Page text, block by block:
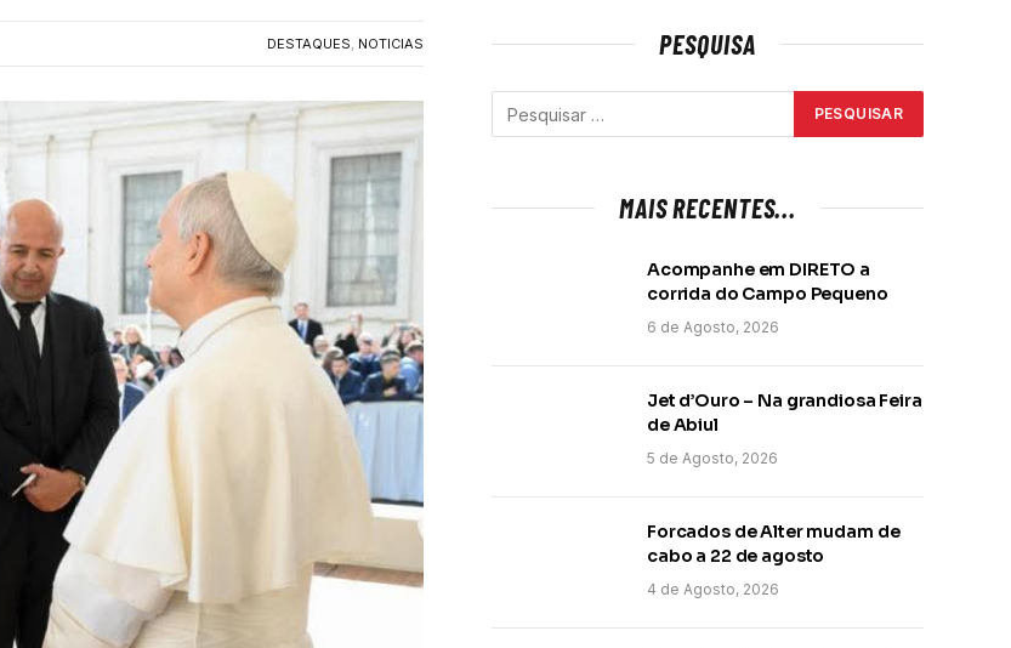
DESTAQUES, NOTICIAS PESQUISA
MAIS RECENTES...
Acompanhe em DIRETO a
corrida do Campo Pequeno
6 de Agosto, 2026
Jet d’Ouro – Na grandiosa Feira
de Abiul
5 de Agosto, 2026
Forcados de Alter mudam de
cabo a 22 de agosto
4 de Agosto, 2026